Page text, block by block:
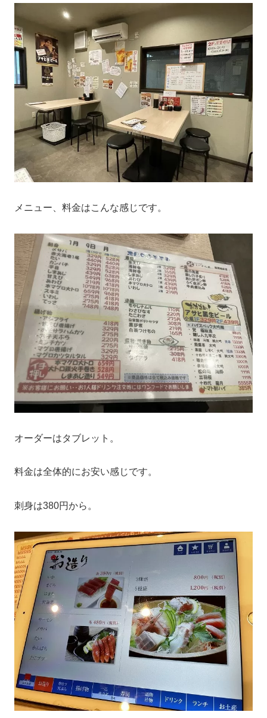
メニュー、料金はこんな感じです。
オーダーはタブレット。
料金は全体的にお安い感じです。
刺身は380円から。